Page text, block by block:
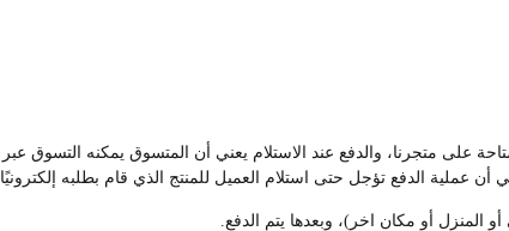
على متجرنا، والدفع عند الاستلام يعني أن المتسوق يمكنه التسوق
أن عملية الدفع تؤجل حتى استلام العميل للمنتج الذي قام بطلبه
المنزل أو مكان اخر)، وبعدها يتم الدفع.